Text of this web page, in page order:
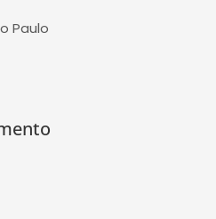
Paulo